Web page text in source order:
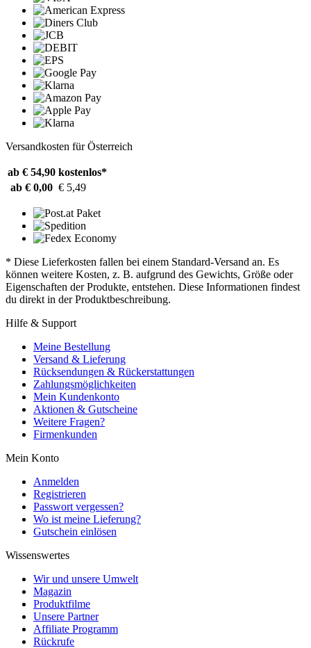
Versandkosten für Österreich
ab € 54,90 kostenlos*
ab € 0,00 € 5,49
* Diese Lieferkosten fallen bei einem Standard-Versand an. Es
können weitere Kosten, z. B. aufgrund des Gewichts, Größe oder
Eigenschaften der Produkte, entstehen. Diese Informationen findest
du direkt in der Produktbeschreibung.
Hilfe & Support
Meine Bestellung
Versand & Lieferung
Rücksendungen & Rückerstattungen
Zahlungsmöglichkeiten
Mein Kundenkonto
Aktionen & Gutscheine
Weitere Fragen?
Firmenkunden
Mein Konto
Anmelden
Registrieren
Passwort vergessen?
Wo ist meine Lieferung?
Gutschein einlösen
Wissenswertes
Wir und unsere Umwelt
Magazin
Produktfilme
Unsere Partner
Affiliate Programm
Rückrufe